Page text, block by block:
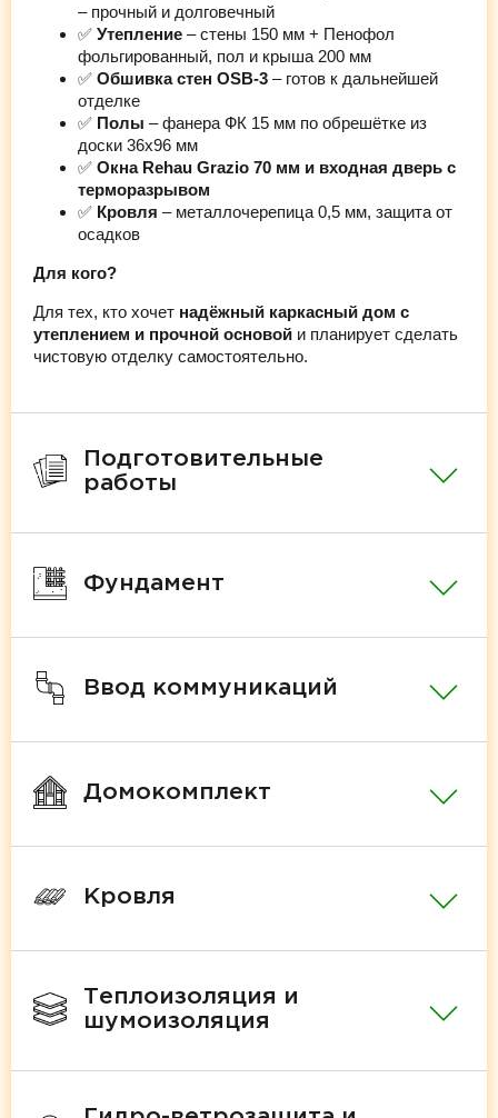
– прочный и долговечный
✅ Утепление – стены 150 мм + Пенофол
фольгированный, пол и крыша 200 мм
✅ Обшивка стен OSB-3 – готов к дальнейшей
отделке
✅ Полы – фанера ФК 15 мм по обрешётке из
доски 36х96 мм
✅ Окна Rehau Grazio 70 мм и входная дверь с
терморазрывом
✅ Кровля – металлочерепица 0,5 мм, защита от
осадков
Для кого?
Для тех, кто хочет надёжный каркасный дом с
утеплением и прочной основой и планирует сделать
чистовую отделку самостоятельно.
Подготовительные
работы
Фундамент
Ввод коммуникаций
Домокомплект
Кровля
Теплоизоляция и
шумоизоляция